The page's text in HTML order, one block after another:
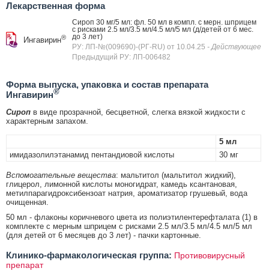
Лекарственная форма
Ингавирин®
Сироп 30 мг/5 мл: фл. 50 мл в компл. с мерн. шприцем
с рисками 2.5 мл/3.5 мл/4.5 мл/5 мл (д/детей от 6 мес.
до 3 лет)
РУ: ЛП-№(009690)-(РГ-RU) от 10.04.25 - Действующее
Предыдущий РУ: ЛП-006482
Форма выпуска, упаковка и состав препарата
Ингавирин®
Сироп в виде прозрачной, бесцветной, слегка вязкой жидкости с
характерным запахом.
5 мл
имидазолилэтанамид пентандиовой кислоты
30 мг
Вспомогательные вещества: мальтитол (мальтитол жидкий),
глицерол, лимонной кислоты моногидрат, камедь ксантановая,
метилпарагидроксибензоат натрия, ароматизатор грушевый, вода
очищенная.
50 мл - флаконы коричневого цвета из полиэтилентерефталата (1) в
комплекте с мерным шприцем с рисками 2.5 мл/3.5 мл/4.5 мл/5 мл
(для детей от 6 месяцев до 3 лет) - пачки картонные.
Клинико-фармакологическая группа: Противовирусный
препарат